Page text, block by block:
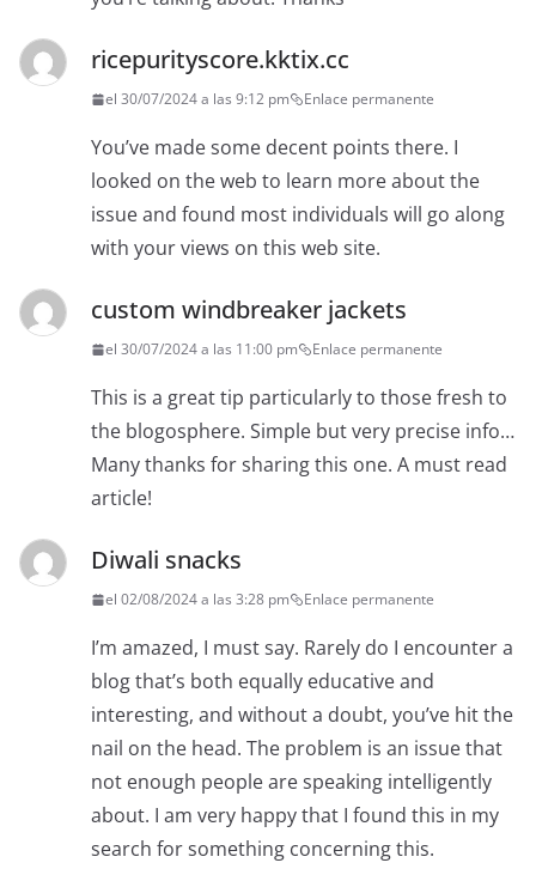
ricepurityscore.kktix.cc
el 30/07/2024 a las 9:12 pm Enlace permanente
You’ve made some decent points there. I
looked on the web to learn more about the
issue and found most individuals will go along
with your views on this web site.
custom windbreaker jackets
el 30/07/2024 a las 11:00 pm Enlace permanente
This is a great tip particularly to those fresh to
the blogosphere. Simple but very precise info…
Many thanks for sharing this one. A must read
article!
Diwali snacks
el 02/08/2024 a las 3:28 pm Enlace permanente
I’m amazed, I must say. Rarely do I encounter a
blog that’s both equally educative and
interesting, and without a doubt, you’ve hit the
nail on the head. The problem is an issue that
not enough people are speaking intelligently
about. I am very happy that I found this in my
search for something concerning this.